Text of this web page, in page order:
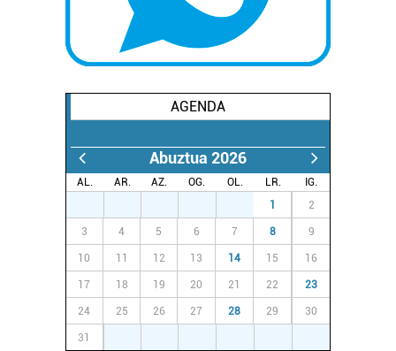
AGENDA
Abuztua 2026
AL. AR. AZ. OG. OL. LR.
IG.
1 2
3 4 5 6 7 8 9
10 11 12 13 14 15 16
17 18 19 20 21 22 23
24 25 26 27 28 29 30
31